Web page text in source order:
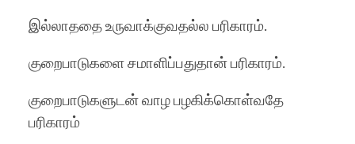
இல்லாததை உருவாக்குவதல்ல பரிகாரம்.
குறைபாடுகளை சமாளிப்பதுதான் பரிகாரம்.
குறைபாடுகளுடன் வாழ பழகிக்கொள்வதே
பரிகாரம்